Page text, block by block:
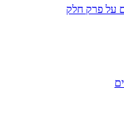
על פרק חלק